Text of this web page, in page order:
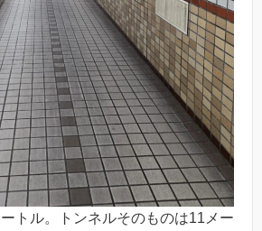
トル。トンネルそのものは11メー